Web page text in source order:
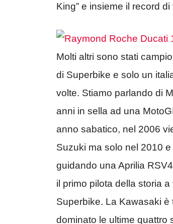
King” e insieme il record
Molti altri sono stati
di Superbike e solo un
volte. Stiamo parlando di
anni in sella ad una
anno sabatico, nel 2006
Suzuki ma solo nel 2010
guidando una Aprilia
il primo pilota della storia
Superbike. La Kawasaki
dominato le ultime quattro